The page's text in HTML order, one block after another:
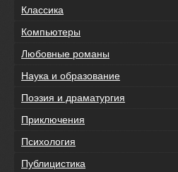
Классика
Компьютеры
Любовные романы
Наука и образование
Поэзия и драматургия
Приключения
Психология
Публицистика